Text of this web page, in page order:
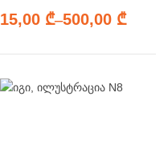
15,00 ₾–500,00 ₾